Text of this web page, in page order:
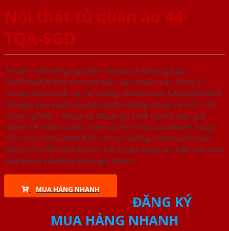
Nội thất tủ quần áo 44-
TQA-SGD
Tủ Gỗ – Gỗ công nghiêp – Nhựa và Nhựa gỗ tại
SAIGONDOOR là thương hiệu sản phẩm các dòng Tủ
trong một chuỗi các hệ thống Showroom SAIGONDOOR.
Chuyên sản xuất và phân phối những dòng Tủ Gỗ – Gỗ
công nghiêp – Nhựa và Nhựa gỗ chất lượng cao, giá
thành rẻ nhất và phù hợp với mọi nhu cầu khách hàng.
Trên hết, SAIGONDOOR còn có những chính sách bán
hàng ƯU ĐÃI CAO đi kèm với sự đa dạng về mẫu mã, loại
cửa gỗ và cả phân khúc giá thành.
MUA HÀNG NHANH
ĐĂNG KÝ
MUA HÀNG NHANH